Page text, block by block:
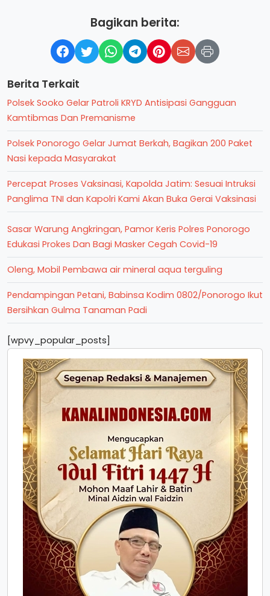
Bagikan berita:
Berita Terkait
Polsek Sooko Gelar Patroli KRYD Antisipasi Gangguan
Kamtibmas Dan Premanisme
Polsek Ponorogo Gelar Jumat Berkah, Bagikan 200 Paket
Nasi kepada Masyarakat
Percepat Proses Vaksinasi, Kapolda Jatim: Sesuai Intruksi
Panglima TNI dan Kapolri Kami Akan Buka Gerai Vaksinasi
Sasar Warung Angkringan, Pamor Keris Polres Ponorogo
Edukasi Prokes Dan Bagi Masker Cegah Covid-19
Oleng, Mobil Pembawa air mineral aqua terguling
Pendampingan Petani, Babinsa Kodim 0802/Ponorogo Ikut
Bersihkan Gulma Tanaman Padi
[wpvy_popular_posts]